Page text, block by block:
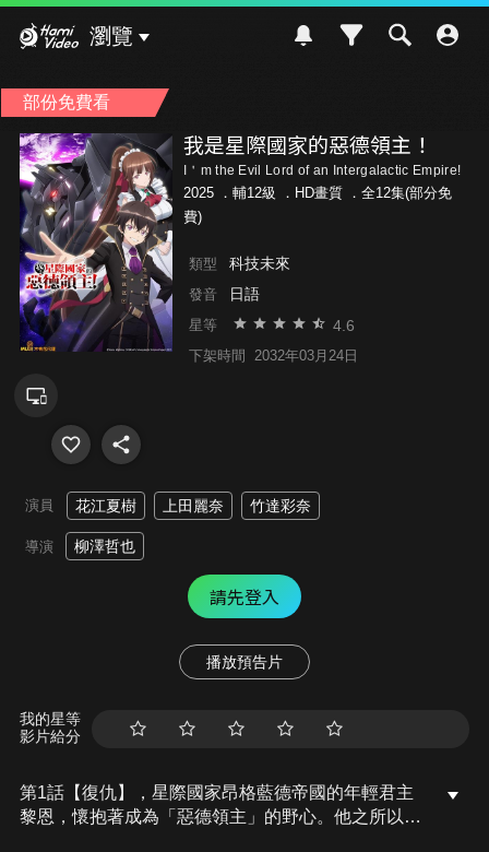
瀏覽
部份免費看
我是星際國家的惡德領主！
I＇m the Evil Lord of an Intergalactic Empire!
2025 ． 輔12級
．HD畫質 ．全12集(部分免
費)
類型 科技未來
發音 日語
星等 4.6
下架時間 2032年03月24日
演員 花江夏樹 上田麗奈 竹達彩奈
導演 柳澤哲也
請先登入
播放預告片
我的星等
影片給分
第1話【復仇】，星際國家昂格藍德帝國的年輕君主
黎恩，懷抱著成為「惡德領主」的野心。他之所以有